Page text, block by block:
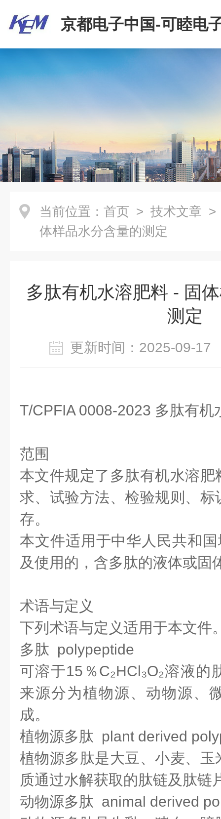
京都电子中国-可睦电
商贸有限公司
当前位置： 首页 > 技术文章 >
体样品水分含量的测定
多肽有机水溶肥料 - 固
测定
更新时间：2025-09-
T/CPFIA 0008-2023 多肽有机
范围
本文件规定了多肽有机水溶
求、试验方法、检验规则、
存。
本文件适用于中华人民共和
及使用的，含多肽的液体或固
术语与定义
下列术语与定义适用于本文件
多肽 polypeptide
可溶于15％C₂HCl₃O₂溶液的
来源分为植物源、动物源、
成。
植物源多肽 plant derived
植物源多肽是大豆、小麦、
质通过水解获取的肽链及肽链
动物源多肽 animal derived